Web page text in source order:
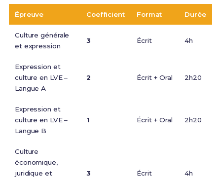
Épreuve Coefficient Format Durée
Culture générale
et expression
3 Écrit 4h
Expression et
culture en LVE –
Langue A
2 Écrit + Oral 2h20
Expression et
culture en LVE –
Langue B
1 Écrit + Oral 2h20
Culture
économique,
juridique et
3 Écrit 4h